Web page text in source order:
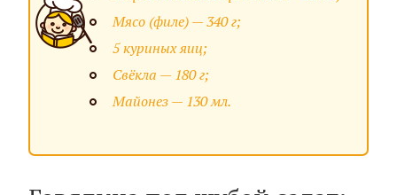
Мясо (филе) — 340 г;
5 куриных яиц;
Свёкла — 180 г;
Майонез — 130 мл.